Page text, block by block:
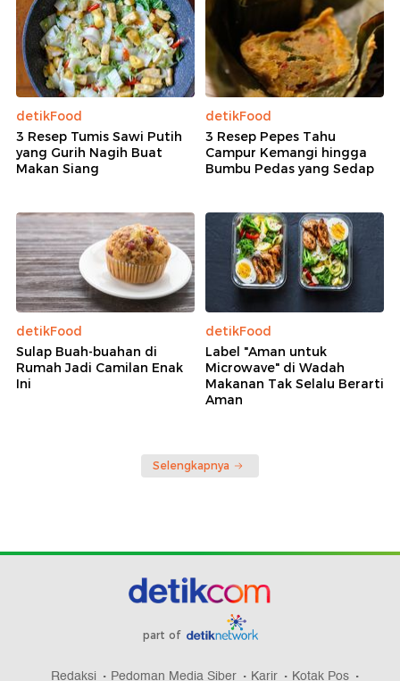
detikFood
3 Resep Tumis Sawi Putih
yang Gurih Nagih Buat
Makan Siang
detikFood
3 Resep Pepes Tahu
Campur Kemangi hingga
Bumbu Pedas yang Sedap
detikFood
Sulap Buah-buahan di
Rumah Jadi Camilan Enak
Ini
detikFood
Label "Aman untuk
Microwave" di Wadah
Makanan Tak Selalu Berarti
Aman
Selengkapnya
part of
Redaksi Pedoman Media Siber Karir Kotak Pos